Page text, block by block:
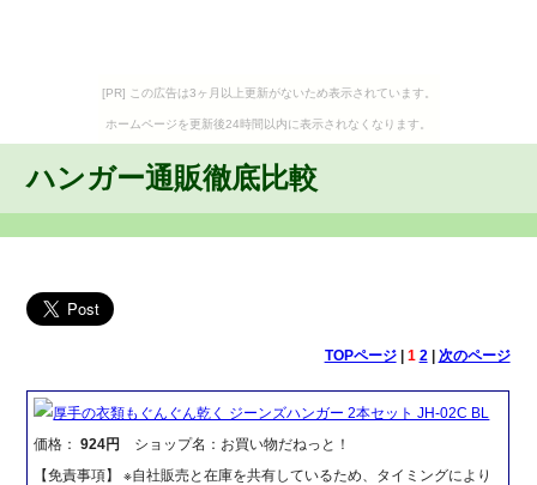
[PR] この広告は3ヶ月以上更新がないため表示されています。
ホームページを更新後24時間以内に表示されなくなります。
ハンガー通販徹底比較
TOPページ| 1 2| 次のページ
厚手の衣類もぐんぐん乾く ジーンズハンガー 2本セット JH-02C BL
価格：924円
ショップ名：お買い物だねっと！
【免責事項】 ※自社販売と在庫を共有しているため、タイミングにより